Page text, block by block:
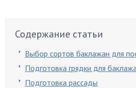
Содержание статьи
Выбор сортов баклажан для
Подготовка грядки для
Подготовка рассады